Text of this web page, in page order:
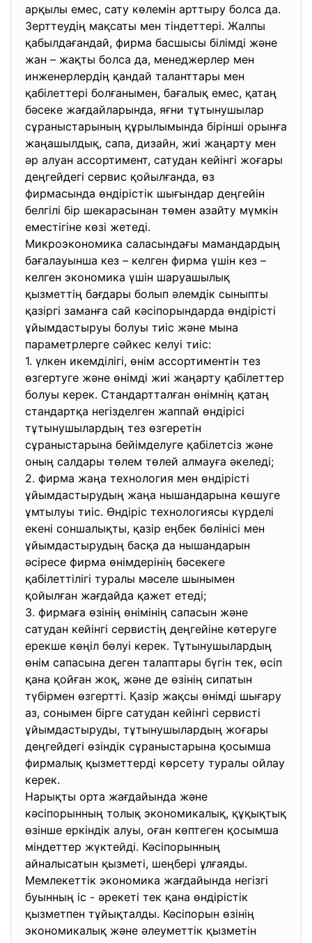
арқылы емес, сату көлемін арттыру болса да.
Зерттеудің мақсаты мен тіндеттері. Жалпы
қабылдағандай, фирма басшысы білімді және
жан – жақты болса да, менеджерлер мен
инженерлердің қандай таланттары мен
қабілеттері болғанымен, бағалық емес, қатаң
бәсеке жағдайларында, яғни тұтынушылар
сұраныстарының құрылымында бірінші орынға
жаңашылдық, сапа, дизайн, жиі жаңарту мен
әр алуан ассортимент, сатудан кейінгі жоғары
деңгейдегі сервис қойылғанда, өз
фирмасында өндірістік шығындар деңгейін
белгілі бір шекарасынан төмен азайту мүмкін
еместігіне көзі жетеді.
Микроэкономика саласындағы мамандардың
бағалауынша кез – келген фирма үшін кез –
келген экономика үшін шаруашылық
қызметтің бағдары болып әлемдік сыныпты
қазіргі заманға сай кәсіпорындарда өндірісті
ұйымдастыруы болуы тиіс және мына
параметрлерге сәйкес келуі тиіс:
1. үлкен икемділігі, өнім ассортиментін тез
өзгертуге және өнімді жиі жаңарту қабілеттер
болуы керек. Стандартталған өнімнің қатаң
стандартқа негізделген жаппай өндірісі
тұтынушылардың тез өзгеретін
сұраныстарына бейімделуге қабілетсіз және
оның салдары төлем төлей алмауға әкеледі;
2. фирма жаңа технология мен өндірісті
ұйымдастырудың жаңа нышандарына көшуге
ұмтылуы тиіс. Өндіріс технологиясы күрделі
екені соншалықты, қазір еңбек бөлінісі мен
ұйымдастырудың басқа да нышандарын
әсіресе фирма өнімдерінің бәсекеге
қабілеттілігі туралы мәселе шынымен
қойылған жағдайда қажет етеді;
3. фирмаға өзінің өнімінің сапасын және
сатудан кейінгі сервистің деңгейіне көтеруге
ерекше көңіл бөлуі керек. Тұтынушылардың
өнім сапасына деген талаптары бүгін тек, өсіп
қана қойған жоқ, және де өзінің сипатын
түбірмен өзгертті. Қазір жақсы өнімді шығару
аз, сонымен бірге сатудан кейінгі сервисті
ұйымдастыруды, тұтынушылардың жоғары
деңгейдегі өзіндік сұраныстарына қосымша
фирмалық қызметтерді көрсету туралы ойлау
керек.
Нарықты орта жағдайында және
кәсіпорынның толық экономикалық, құқықтық
өзінше еркіндік алуы, оған көптеген қосымша
міндеттер жүктейді. Кәсіпорынның
айналысатын қызметі, шеңбері ұлғаяды.
Мемлекеттік экономика жағдайында негізгі
буынның іс - әрекеті тек қана өндірістік
қызметпен тұйықталды. Кәсіпорын өзінің
экономикалық және әлеуметтік қызметін